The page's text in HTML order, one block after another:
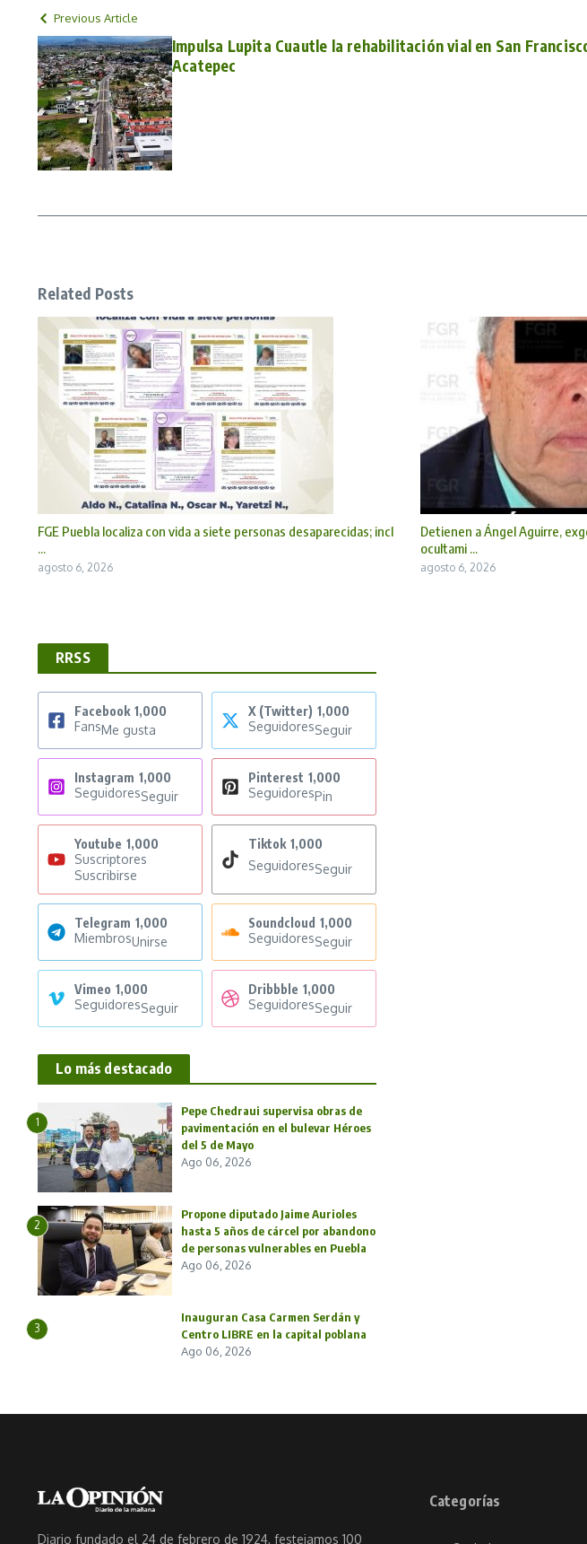
Previous Article
Impulsa Lupita Cuautle la rehabilitación vial en San
Acatepec
Related Posts
FGE Puebla localiza con vida a siete personas desaparecidas; incl
...
agosto 6, 2026
Detienen a Ángel Aguirre,
ocultami ...
agosto 6, 2026
RRSS
Facebook 1,000
FansMe gusta
X (Twitter) 1,000
SeguidoresSeguir
Instagram 1,000
SeguidoresSeguir
Pinterest 1,000
SeguidoresPin
Youtube 1,000
Suscriptores
Suscribirse
Tiktok 1,000
SeguidoresSeguir
Telegram 1,000
MiembrosUnirse
Soundcloud 1,000
SeguidoresSeguir
Vimeo 1,000
SeguidoresSeguir
Dribbble 1,000
SeguidoresSeguir
Lo más destacado
1
Pepe Chedraui supervisa obras de
pavimentación en el bulevar Héroes
del 5 de Mayo
Ago 06, 2026
2
Propone diputado Jaime Aurioles
hasta 5 años de cárcel por abandono
de personas vulnerables en Puebla
Ago 06, 2026
3
Inauguran Casa Carmen Serdán y
Centro LIBRE en la capital poblana
Ago 06, 2026
Diario fundado el 24 de febrero de 1924, festejamos 100
Categorías